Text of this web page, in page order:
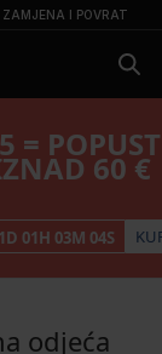
ZAMJENA I POVRAT
=
60 €
D 01H 03M 02S
odjeća